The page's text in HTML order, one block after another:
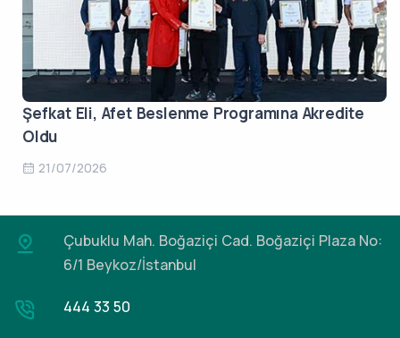
Şefkat Eli, Afet Beslenme Programına Akredite
Oldu
21/07/2026
Çubuklu Mah. Boğaziçi Cad. Boğaziçi Plaza No:
6/1 Beykoz/İstanbul
444 33 50